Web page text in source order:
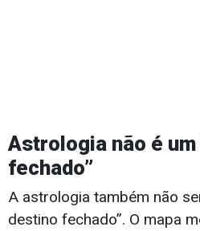
Astrologia não é um
fechado”
A astrologia também não
destino fechado”. O mapa